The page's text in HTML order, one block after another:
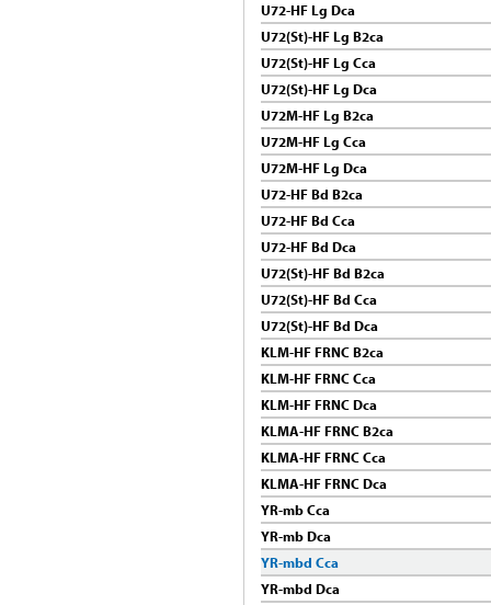
U72-HF Lg Dca
U72(St)-HF Lg B2ca
U72(St)-HF Lg Cca
U72(St)-HF Lg Dca
U72M-HF Lg B2ca
U72M-HF Lg Cca
U72M-HF Lg Dca
U72-HF Bd B2ca
U72-HF Bd Cca
U72-HF Bd Dca
U72(St)-HF Bd B2ca
U72(St)-HF Bd Cca
U72(St)-HF Bd Dca
KLM-HF FRNC B2ca
KLM-HF FRNC Cca
KLM-HF FRNC Dca
KLMA-HF FRNC B2ca
KLMA-HF FRNC Cca
KLMA-HF FRNC Dca
YR-mb Cca
YR-mb Dca
YR-mbd Cca
YR-mbd Dca